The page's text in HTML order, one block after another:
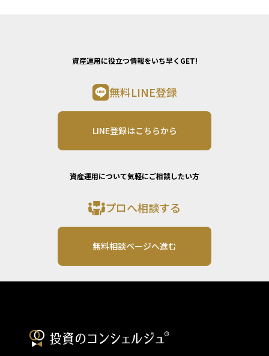
資産運用に役立つ情報をいち早くGET!
無料LINE登録
LINE登録はこちらから
資産運用について気軽にご相談したい方
プロへ相談する
無料相談ページへ進む